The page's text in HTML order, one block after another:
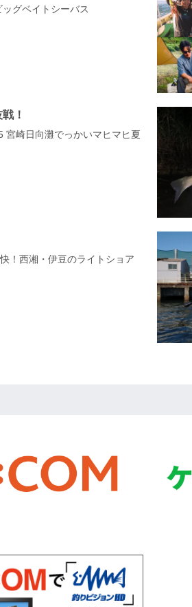
グベイトシーバス
！
宮崎日向灘でっかいマヒマヒ夏
！西湘・伊豆のライトショア